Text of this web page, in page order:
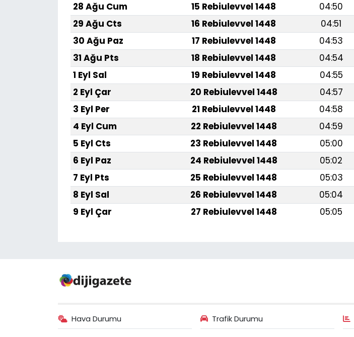
28 Ağu Cum
15 Rebiulevvel 1448 04:50
29 Ağu Cts
16 Rebiulevvel 1448 04:51
30 Ağu Paz
17 Rebiulevvel 1448 04:53
31 Ağu Pts
18 Rebiulevvel 1448 04:54
1 Eyl Sal
19 Rebiulevvel 1448 04:55
2 Eyl Çar
20 Rebiulevvel 1448 04:57
3 Eyl Per
21 Rebiulevvel 1448 04:58
4 Eyl Cum
22 Rebiulevvel 1448 04:59
5 Eyl Cts
23 Rebiulevvel 1448 05:00
6 Eyl Paz
24 Rebiulevvel 1448 05:02
7 Eyl Pts
25 Rebiulevvel 1448 05:03
8 Eyl Sal
26 Rebiulevvel 1448 05:04
9 Eyl Çar
27 Rebiulevvel 1448 05:05
Hava Durumu Trafik Durumu